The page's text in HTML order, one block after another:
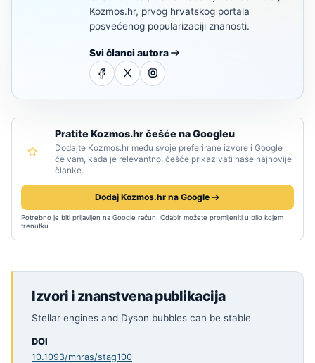
Kozmos.hr, prvog hrvatskog portala
posvećenog popularizaciji znanosti.
Svi članci autora
Pratite Kozmos.hr češće na Googleu
Dodajte Kozmos.hr među svoje preferirane izvore i Google
će vam, kada je relevantno, češće prikazivati naše najnovije
članke.
Dodaj Kozmos.hr na Google
Potrebno je biti prijavljen na Google račun. Odabir možete promijeniti u bilo kojem
trenutku.
Izvori i znanstvena publikacija
Stellar engines and Dyson bubbles can be stable
DOI
10.1093/mnras/stag100